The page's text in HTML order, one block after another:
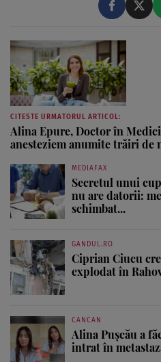
visul ei încă de pe ...
CITESTE URMATORUL ARTICOL:
Alina Epure, Doctor în
anesteziem anumite trăiri de
MEDIAFAX
Secretul unui
nu are datorii:
schimbat...
GANDUL.RO
Ciprian Ciucu
explodat în
CANCAN
Alina Pușcău a
intrat în